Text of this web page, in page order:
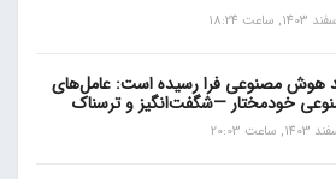
هوش مصنوعی فرا رسیده است: عامل‌های
خودمختار —شگفت‌انگیز و ترسناک